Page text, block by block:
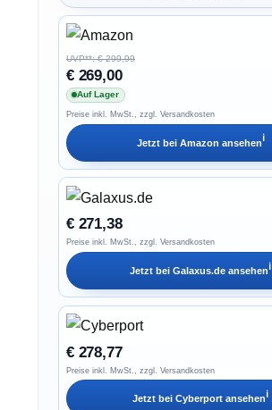
Ersparnis 10%
UVP**: € 299,99
€ 269,00
Auf Lager
Preise inkl. MwSt., zzgl. Versandkosten
Jetzt bei Amazon ansehenℹ︎
€ 271,38
Preise inkl. MwSt., zzgl. Versandkosten
Jetzt bei Galaxus.de ansehenℹ︎
€ 278,77
Preise inkl. MwSt., zzgl. Versandkosten
Jetzt bei Cyberport ansehenℹ︎